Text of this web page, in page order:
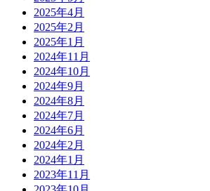
2025年4月
2025年2月
2025年1月
2024年11月
2024年10月
2024年9月
2024年8月
2024年7月
2024年6月
2024年2月
2024年1月
2023年11月